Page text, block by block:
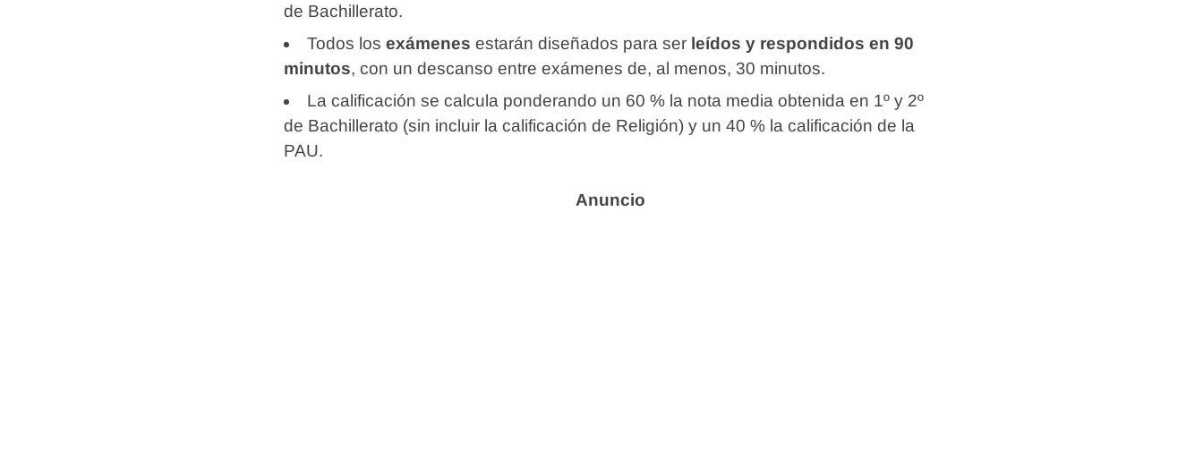
de Bachillerato.
Todos los exámenes estarán diseñados para ser leídos y respondidos en 90
minutos, con un descanso entre exámenes de, al menos, 30 minutos.
La calificación se calcula ponderando un 60 % la nota media obtenida en 1º y 2º
de Bachillerato (sin incluir la calificación de Religión) y un 40 % la calificación de la
PAU.